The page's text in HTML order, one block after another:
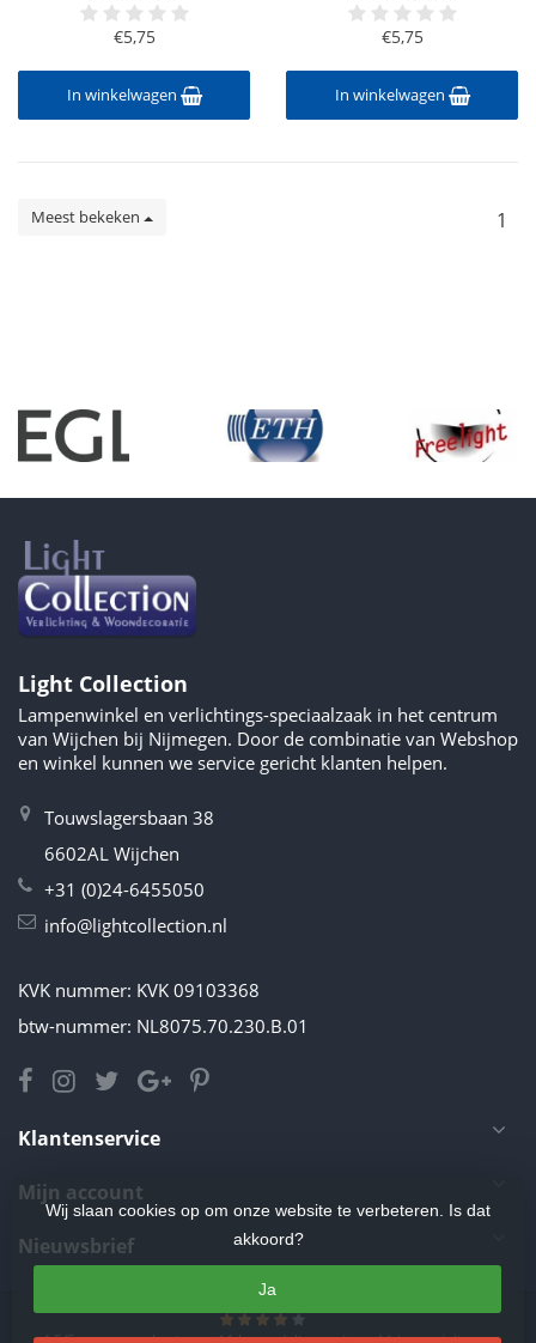
€5,75
In winkelwagen
€5,75
In winkelwagen
Meest bekeken 1
Light Collection
Lampenwinkel en verlichtings-speciaalzaak in het centrum
van Wijchen bij Nijmegen. Door de combinatie van Webshop
en winkel kunnen we service gericht klanten helpen.
Touwslagersbaan 38
6602AL Wijchen
+31 (0)24-6455050
info@lightcollection.nl
KVK nummer: KVK 09103368
btw-nummer: NL8075.70.230.B.01
Klantenservice
Mijn account
Nieuwsbrief
Wij slaan cookies op om onze website te verbeteren. Is dat
akkoord?
Ja